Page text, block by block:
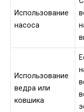
Использование
насоса
Использование
ведра или
ковшика